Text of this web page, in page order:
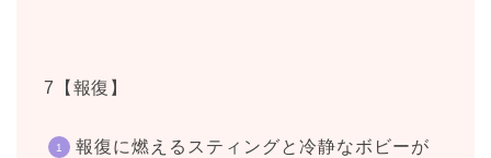
7【報復】
報復に燃えるスティングと冷静なボビーが